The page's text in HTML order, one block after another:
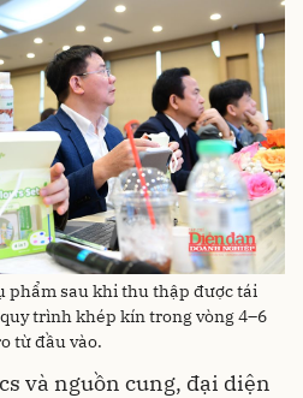
phẩm sau khi thu thập được tái
trình khép kín trong vòng 4–6
từ đầu vào.
và nguồn cung, đại diện